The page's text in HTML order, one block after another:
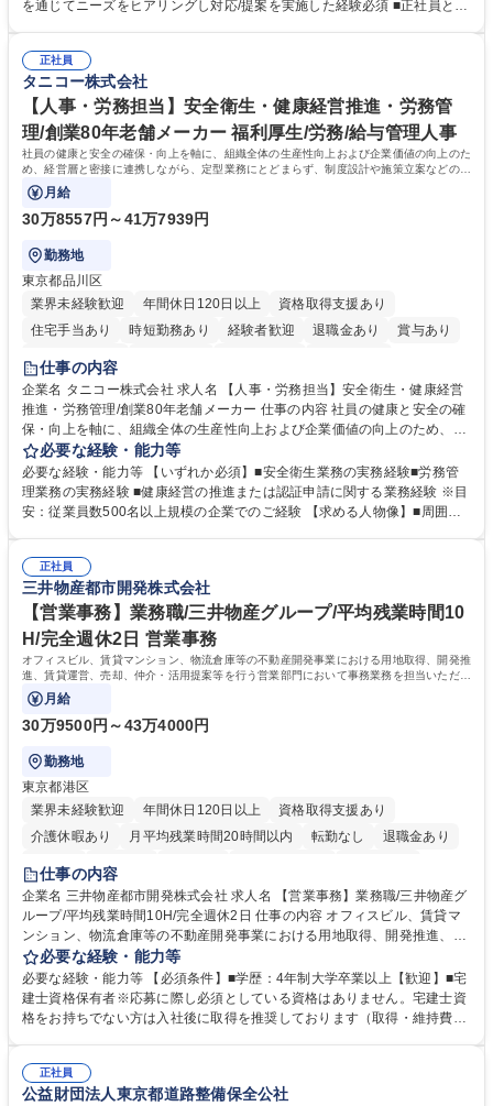
を通じてニーズをヒアリングし対応/提案を実施した経験必須 ■正社員とし
るので安心して入行いただけます。 幅広いキャリアの選択肢があり、公募
や社内副業等を活用し、 一人ひとりが挑戦できるカルチャーが浸透してい
ます。 学歴・資格 学歴：大学院 大学 高専 短大 専修学校 高校 語学力：
資格：
正社員
タニコー株式会社
【人事・労務担当】安全衛生・健康経営推進・労務管
理/創業80年老舗メーカー 福利厚生/労務/給与管理人事
社員の健康と安全の確保・向上を軸に、組織全体の生産性向上および企業価値の向上のた
め、経営層と密接に連携しながら、定型業務にとどまらず、制度設計や施策立案などの上
流工程から関与していただきます。
月給
30万8557円～41万7939円
勤務地
東京都品川区
業界未経験歓迎
年間休日120日以上
資格取得支援あり
住宅手当あり
時短勤務あり 経験者歓迎 退職金あり
賞与あり
完全週休2日制
寮・社宅あり
仕事の内容
企業名 タニコー株式会社 求人名 【人事・労務担当】安全衛生・健康経営
推進・労務管理/創業80年老舗メーカー 仕事の内容 社員の健康と安全の確
保・向上を軸に、組織全体の生産性向上および企業価値の向上のため、経
営層と密接に連携しながら、定型業務にとどまらず、制度設計や施策立案
などの上流工程から関与していただきます。 【主な業務内容】■安全衛生
業務（ストレスチェック、健康診断の運用、産業医との連携 など）■健康
経営認証取得に向けた企画・推進■労務管理（労働時間の分析、労働環境
を底上げすべく、ともにご活躍いただける方の増員募集となります。 募集
職種 【人事・労務担当】安全衛生・健康経営推進・労務管理/創業80年老
舗メーカー
必要な経験・能力等
必要な経験・能力等 【いずれか必須】■安全衛生業務の実務経験■労務管
理業務の実務経験 ■健康経営の推進または認証申請に関する業務経験 ※目
安：従業員数500名以上規模の企業でのご経験 【求める人物像】■周囲
部門と連携しながら業務を推進できる方■Excelや労務管理システムの実務
使用経験をお持ちの方 学歴・資格 学歴：大学院 大学 高専 短大 専修学校
高校 語学力： 資格：
正社員
三井物産都市開発株式会社
【営業事務】業務職/三井物産グループ/平均残業時間10
H/完全週休2日 営業事務
オフィスビル、賃貸マンション、物流倉庫等の不動産開発事業における用地取得、開発推
進、賃貸運営、売却、仲介・活用提案等を行う営業部門において事務業務を担当いただき
ます。
月給
30万9500円～43万4000円
勤務地
東京都港区
業界未経験歓迎
年間休日120日以上
資格取得支援あり
介護休暇あり
月平均残業時間20時間以内 転勤なし
退職金あり
在宅OK
賞与あり
駅近5分以内
土日祝休み 寮・社宅あり
仕事の内容
企業名 三井物産都市開発株式会社 求人名 【営業事務】業務職/三井物産グ
ループ/平均残業時間10H/完全週休2日 仕事の内容 オフィスビル、賃貸マ
ンション、物流倉庫等の不動産開発事業における用地取得、開発推進、賃
貸運営、売却、仲介・活用提案等を行う営業部門において事務業務を担当
いただきます。 【詳細】・契約書管理、契約書製本、捺印対応、ファイリ
ング、登記簿取得、調書取得・支払業務（各種費用支払、支払管理、請
求・支払データ登録、取引先マスター申請対応）・予算作成及び予実管
の他に担当頂く業務が発生する場合があります。 募集職種 【営業事務】
業務職/三井物産グループ/平均残業時間10H/完全週休2日
必要な経験・能力等
必要な経験・能力等 【必須条件】■学歴：4年制大学卒業以上【歓迎】■宅
建士資格保有者※応募に際し必須としている資格はありません。宅建士資
格をお持ちでない方は入社後に取得を推奨しております（取得・維持費用
ション力がある方。 ・チャレンジを厭わず、粘り強く業務に取り組める
方。多様な関係者と謙虚に信頼関係を構築でき、期限を意識したスケジュ
正社員
公益財団法人東京都道路整備保全公社